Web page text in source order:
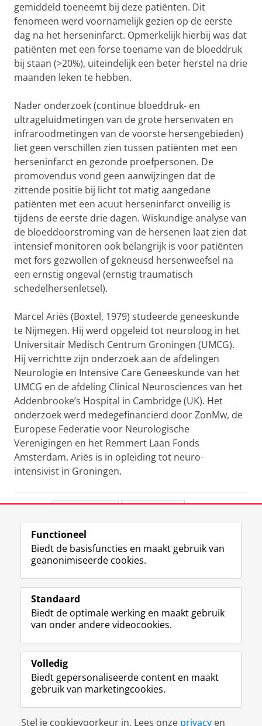
gemiddeld toeneemt bij deze patiënten. Dit
fenomeen werd voornamelijk gezien op de eerste
dag na het herseninfarct. Opmerkelijk hierbij was dat
patiënten met een forse toename van de bloeddruk
bij staan (>20%), uiteindelijk een beter herstel na drie
maanden leken te hebben.
Nader onderzoek (continue bloeddruk- en
ultrageluidmetingen van de grote hersenvaten en
infraroodmetingen van de voorste hersengebieden)
liet geen verschillen zien tussen patiënten met een
herseninfarct en gezonde proefpersonen. De
promovendus vond geen aanwijzingen dat de
zittende positie bij licht tot matig aangedane
patiënten met een acuut herseninfarct onveilig is
tijdens de eerste drie dagen. Wiskundige analyse van
de bloeddoorstroming van de hersenen laat zien dat
intensief monitoren ook belangrijk is voor patiënten
met fors gezwollen of gekneusd hersenweefsel na
een ernstig ongeval (ernstig traumatisch
schedelhersenletsel).
Marcel Ariës (Boxtel, 1979) studeerde geneeskunde
te Nijmegen. Hij werd opgeleid tot neuroloog in het
Universitair Medisch Centrum Groningen (UMCG).
Hij verrichtte zijn onderzoek aan de afdelingen
Neurologie en Intensive Care Geneeskunde van het
UMCG en de afdeling Clinical Neurosciences van het
Addenbrooke’s Hospital in Cambridge (UK). Het
onderzoek werd medegefinancierd door ZonMw, de
Europese Federatie voor Neurologische
Verenigingen en het Remmert Laan Fonds
Amsterdam. Ariës is in opleiding tot neuro-
intensivist in Groningen.
View this page in:English
Volg de RUG
F
a
e
b
o
p
a
i
n
L
i
k
e
I
-
p
g
i
R
S
-
f
e
R
k
s
I
n
t
r
m
c
c
Y
o
T
e
k
a
a
Studiekiezers
Alumni
Over ons
Disclaimer & Copyright
Functioneel
Biedt de basisfuncties en maakt gebruik van
geanonimiseerde cookies.
Standaard
Biedt de optimale werking en maakt gebruik
van onder andere videocookies.
Volledig
Biedt gepersonaliseerde content en maakt
gebruik van marketingcookies.
Stel je cookievoorkeur in. Lees onze privacy en